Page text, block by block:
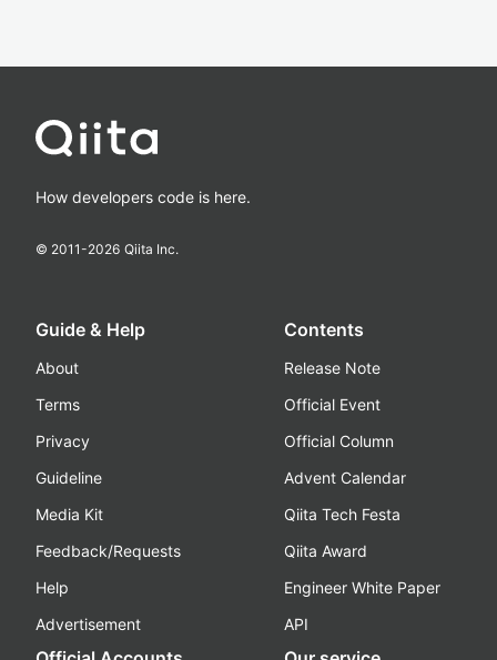
How developers code is here.
© 2011-2026 Qiita Inc.
Guide & Help
About
Terms
Privacy
Guideline
Media Kit
Feedback/Requests
Help
Advertisement
Contents
Release Note
Official Event
Official Column
Advent Calendar
Qiita Tech Festa
Qiita Award
Engineer White Paper
API